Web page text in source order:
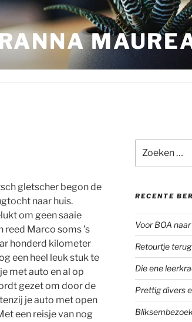
gletscher begon de
naar huis.
om geen saaie
Marco soms ’s
honderd kilometer
een heel leuk stuk te
met auto en al op
gezet om door de
je auto met open
een reisje van nog
naar:
RECENTE
Voor BOA
Retourtje
Die ene
Prettig divers